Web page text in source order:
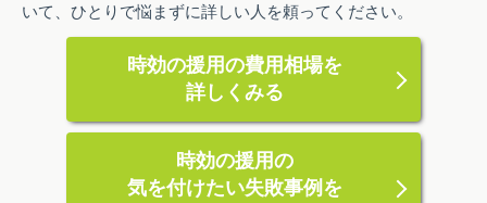
いて、ひとりで悩まずに詳しい人を頼ってください。
時効の援用の費用相場を
詳しくみる
時効の援用の
気を付けたい失敗事例を